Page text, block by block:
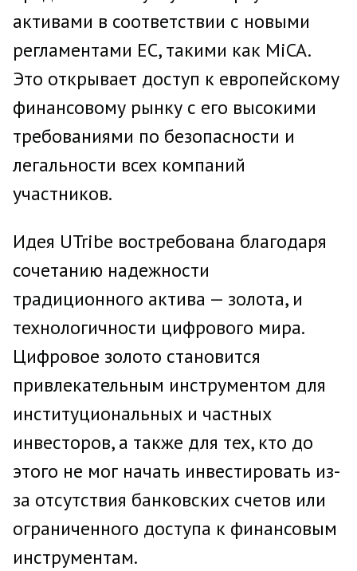
активами в соответствии с новыми
регламентами ЕС, такими как MiCA.
Это открывает доступ к европейскому
финансовому рынку с его высокими
требованиями по безопасности и
легальности всех компаний
участников.
Идея UTribe востребована благодаря
сочетанию надежности
традиционного актива — золота, и
технологичности цифрового мира.
Цифровое золото становится
привлекательным инструментом для
институциональных и частных
инвесторов, а также для тех, кто до
этого не мог начать инвестировать из-
за отсутствия банковских счетов или
ограниченного доступа к финансовым
инструментам.